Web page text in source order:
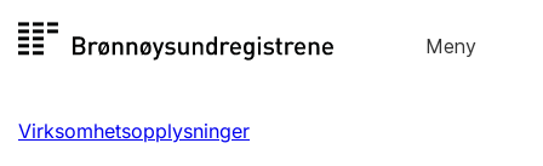
til
Meny
Registersøk
Aksjeselskap
Virksomhetsopplysninger